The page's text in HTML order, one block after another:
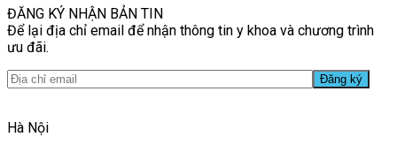
ĐĂNG KÝ NHẬN BẢN TIN
Để lại địa chỉ email để nhận thông tin y khoa và chương trình
ưu đãi.
Hà Nội